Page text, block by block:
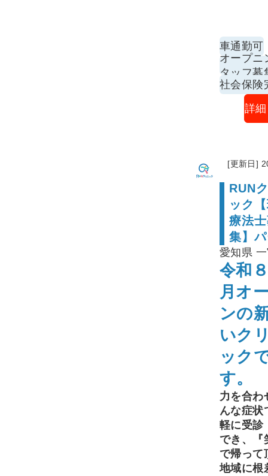
車通勤可
オープニ
タッフ募
社会保険
詳
[更新日]
RUN
ック
療法
集】
愛知県
令和
月オ
ンの
いク
ック
す。
力を合わ
んな症状
軽に受診
でき、『
で帰って
地域に根